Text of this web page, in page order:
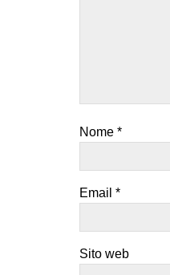
Nome *
Email *
Sito web